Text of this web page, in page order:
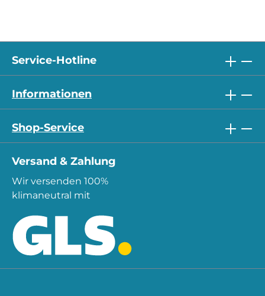
Service-Hotline
Informationen
Shop-Service
Versand & Zahlung
Wir versenden 100%
klimaneutral mit